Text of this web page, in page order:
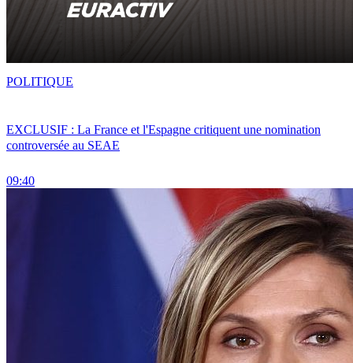
EXCLUSIF : La France et l'Espagne critiquent une nomination
controversée au SEAE
09:40
POLITIQUE